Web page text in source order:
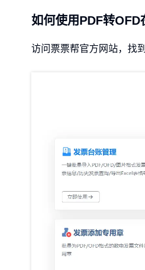
如何使用PDF转OFD
访问票票帮官方网站，找到